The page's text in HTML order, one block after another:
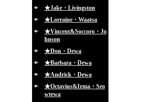
★Jake・Livingston
★Lorraine・Waatsa
★Vincent&Soccoro・Jo
hnson
★Don・Dewa
★Barbara・Dewa
★Andrick・Dewa
★Octavius&Irma・Seo
wtewa